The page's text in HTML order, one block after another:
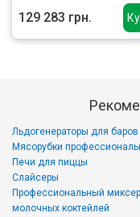
129 283 грн.
Льдогенераторы для баров
Мясорубки
Печи для пиццы
Слайсеры
Профессиональный
молочных коктейлей